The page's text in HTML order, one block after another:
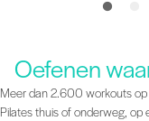
Oefenen
Meer dan 2.600 workouts
Pilates thuis of onderweg, op